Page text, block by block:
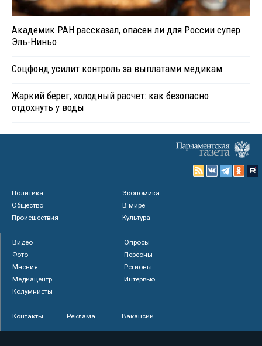
Академик РАН рассказал, опасен ли для России супер
Эль-Ниньо
Соцфонд усилит контроль за выплатами медикам
Жаркий берег, холодный расчет: как безопасно
отдохнуть у воды
Политика
Экономика
Общество
В мире
Происшествия
Культура
Видео
Опросы
Фото
Персоны
Мнения
Регионы
Медиацентр
Интервью
Колумнисты
Контакты Реклама Вакансии